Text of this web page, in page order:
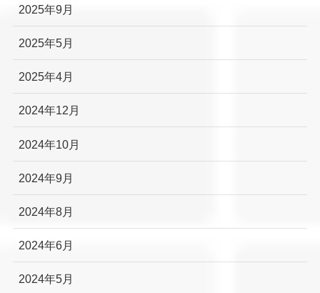
2025年9月
2025年5月
2025年4月
2024年12月
2024年10月
2024年9月
2024年8月
2024年6月
2024年5月